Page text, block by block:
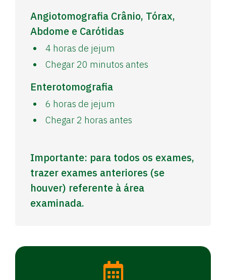
Angiotomografia Crânio, Tórax,
Abdome e Carótidas
4 horas de jejum
Chegar 20 minutos antes
Enterotomografia
6 horas de jejum
Chegar 2 horas antes
Importante: para todos os exames,
trazer exames anteriores (se
houver) referente à área
examinada.